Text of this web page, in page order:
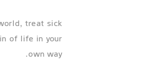
treat sick
of life in your
own way.